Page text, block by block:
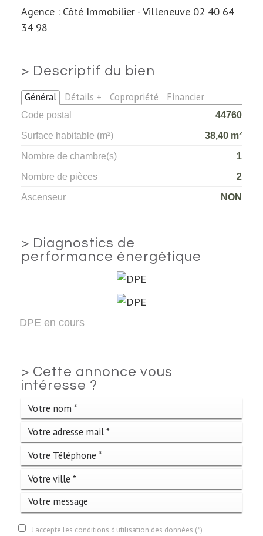
Agence : Côté Immobilier - Villeneuve 02 40 64
34 98
> Descriptif du bien
Général Détails + Copropriété Financier
Code postal
44760
Surface habitable (m²)
38,40 m²
Nombre de chambre(s)
1
Nombre de pièces
2
Ascenseur
NON
> Diagnostics de
performance énergétique
DPE en cours
> Cette annonce vous
intéresse ?
J'accepte les conditions d'utilisation des données (*)